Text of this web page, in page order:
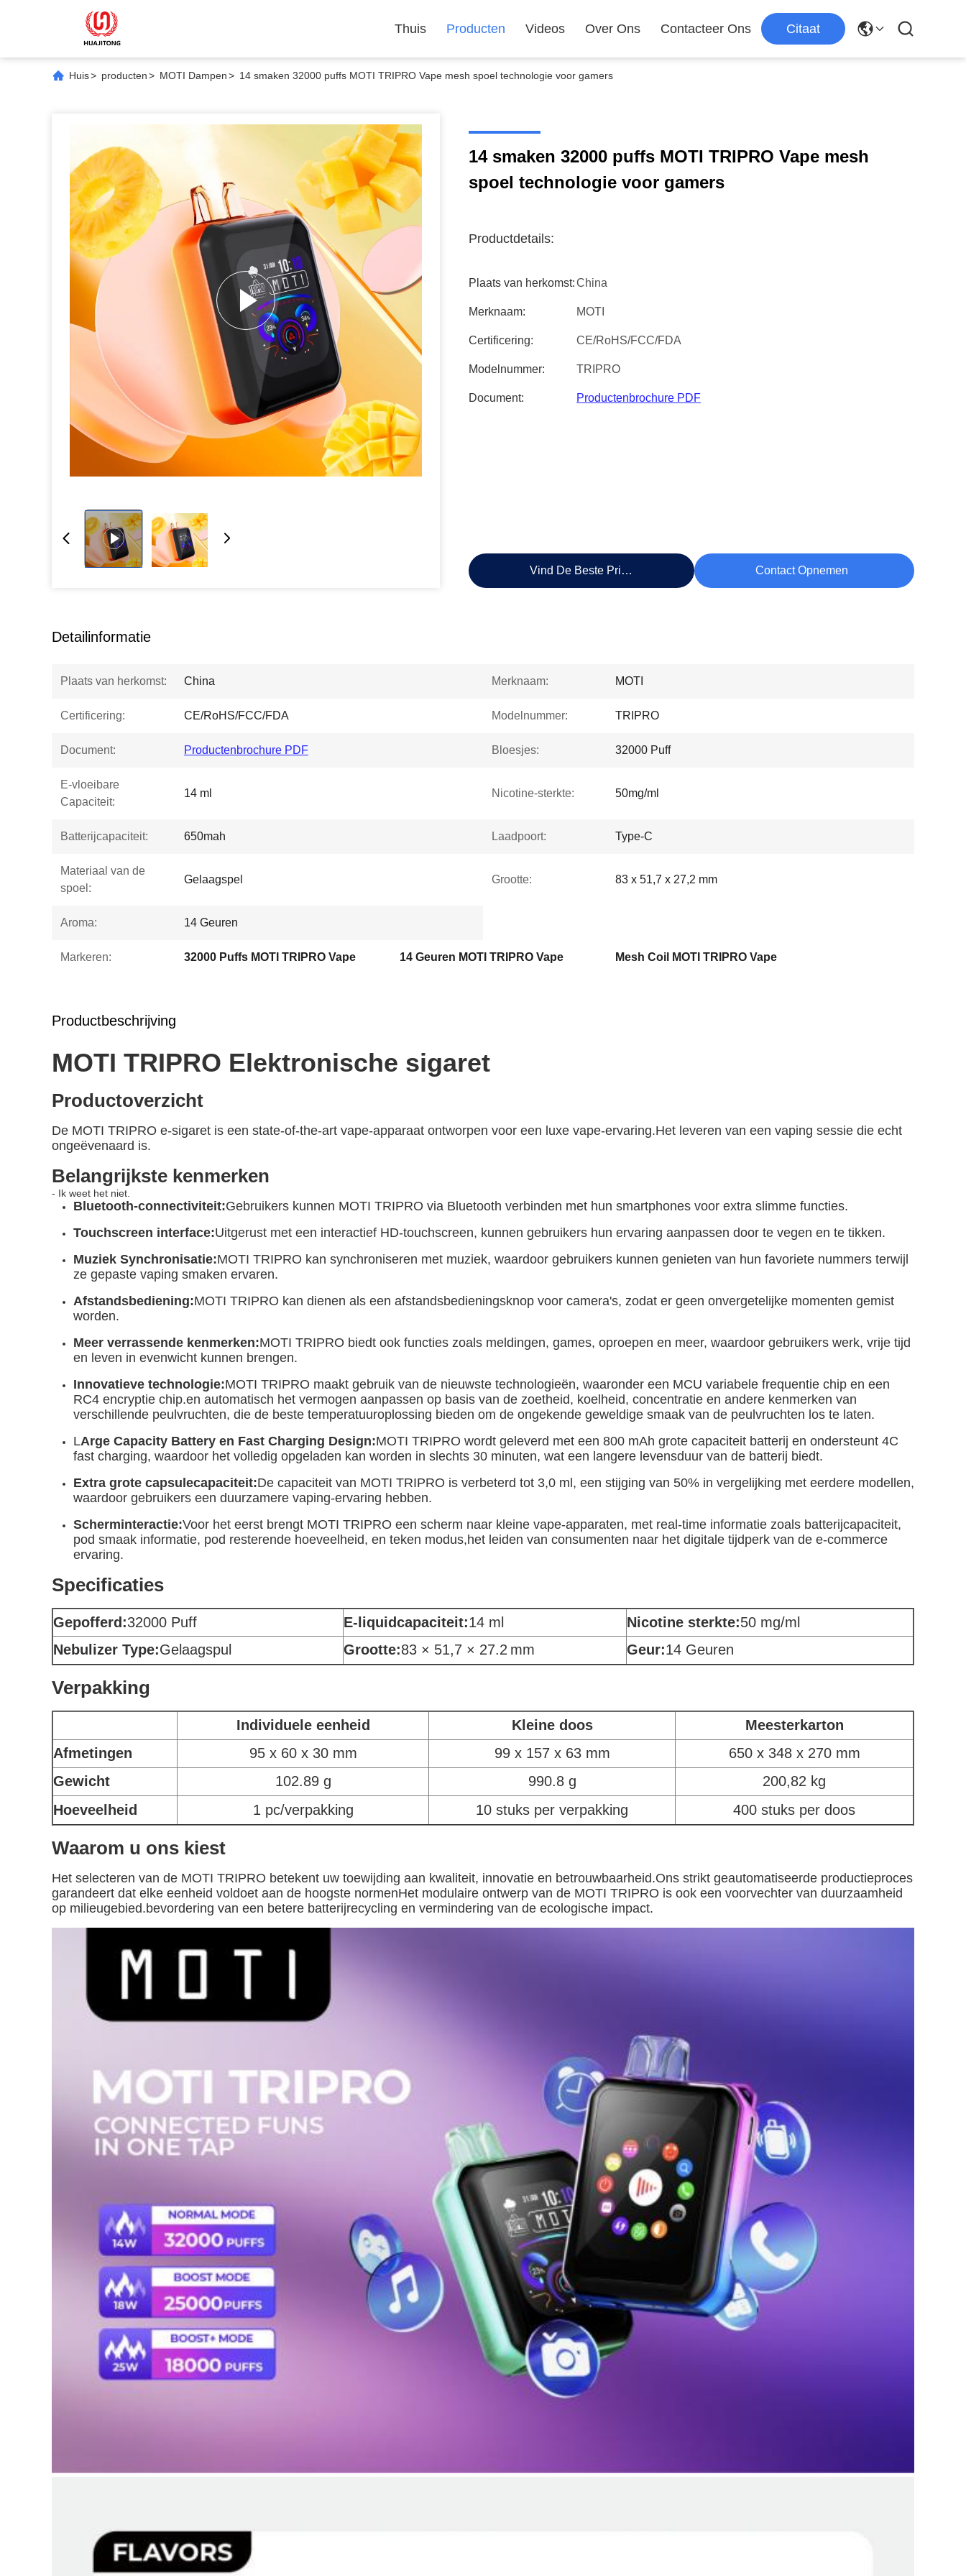
Thuis Producten Videos Over Ons Contacteer Ons Citaat
Huis> producten> MOTI Dampen> 14 smaken 32000 puffs MOTI TRIPRO Vape mesh spoel technologie voor gamers
14 smaken 32000 puffs MOTI TRIPRO Vape mesh
spoel technologie voor gamers
Productdetails:
Plaats van herkomst:China
Merknaam: MOTI
Certificering: CE/RoHS/FCC/FDA
Modelnummer: TRIPRO
Document: Productenbrochure PDF
Vind De Beste Prijs Contact Opnemen
Detailinformatie
Plaats van herkomst: China Merknaam: MOTI
Certificering: CE/RoHS/FCC/FDA Modelnummer: TRIPRO
Document: Productenbrochure PDF Bloesjes: 32000 Puff
E-vloeibare
Capaciteit:
14 ml Nicotine-sterkte: 50mg/ml
Batterijcapaciteit: 650mah Laadpoort: Type-C
Materiaal van de
spoel:
Gelaagspel Grootte: 83 x 51,7 x 27,2 mm
Aroma: 14 Geuren
Markeren: 32000 Puffs MOTI TRIPRO Vape 14 Geuren MOTI TRIPRO Vape Mesh Coil MOTI TRIPRO Vape
Productbeschrijving
MOTI TRIPRO Elektronische sigaret
Productoverzicht
De MOTI TRIPRO e-sigaret is een state-of-the-art vape-apparaat ontworpen voor een luxe vape-ervaring.Het leveren van een vaping sessie die echt
ongeëvenaard is.
Belangrijkste kenmerken
- Ik weet het niet.
Bluetooth-connectiviteit:Gebruikers kunnen MOTI TRIPRO via Bluetooth verbinden met hun smartphones voor extra slimme functies.
Touchscreen interface:Uitgerust met een interactief HD-touchscreen, kunnen gebruikers hun ervaring aanpassen door te vegen en te tikken.
Muziek Synchronisatie:MOTI TRIPRO kan synchroniseren met muziek, waardoor gebruikers kunnen genieten van hun favoriete nummers terwijl
ze gepaste vaping smaken ervaren.
Afstandsbediening:MOTI TRIPRO kan dienen als een afstandsbedieningsknop voor camera's, zodat er geen onvergetelijke momenten gemist
worden.
Meer verrassende kenmerken:MOTI TRIPRO biedt ook functies zoals meldingen, games, oproepen en meer, waardoor gebruikers werk, vrije tijd
en leven in evenwicht kunnen brengen.
Innovatieve technologie:MOTI TRIPRO maakt gebruik van de nieuwste technologieën, waaronder een MCU variabele frequentie chip en een
RC4 encryptie chip.en automatisch het vermogen aanpassen op basis van de zoetheid, koelheid, concentratie en andere kenmerken van
verschillende peulvruchten, die de beste temperatuuroplossing bieden om de ongekende geweldige smaak van de peulvruchten los te laten.
LArge Capacity Battery en Fast Charging Design:MOTI TRIPRO wordt geleverd met een 800 mAh grote capaciteit batterij en ondersteunt 4C
fast charging, waardoor het volledig opgeladen kan worden in slechts 30 minuten, wat een langere levensduur van de batterij biedt.
Extra grote capsulecapaciteit:De capaciteit van MOTI TRIPRO is verbeterd tot 3,0 ml, een stijging van 50% in vergelijking met eerdere modellen,
waardoor gebruikers een duurzamere vaping-ervaring hebben.
Scherminteractie:Voor het eerst brengt MOTI TRIPRO een scherm naar kleine vape-apparaten, met real-time informatie zoals batterijcapaciteit,
pod smaak informatie, pod resterende hoeveelheid, en teken modus,het leiden van consumenten naar het digitale tijdperk van de e-commerce
ervaring.
Specificaties
Gepofferd:32000 Puff E-liquidcapaciteit:14 ml Nicotine sterkte:50 mg/ml
Nebulizer Type:Gelaagspul Grootte:83 × 51,7 × 27.2 mm Geur:14 Geuren
Verpakking
Individuele eenheid Kleine doos
Meesterkarton
Afmetingen
95 x 60 x 30 mm 99 x 157 x 63 mm
650 x 348 x 270 mm
Gewicht
102.89 g 990.8 g
200,82 kg
Hoeveelheid
1 pc/verpakking 10 stuks per verpakking 400 stuks per doos
Waarom u ons kiest
Het selecteren van de MOTI TRIPRO betekent uw toewijding aan kwaliteit, innovatie en betrouwbaarheid.Ons strikt geautomatiseerde productieproces
garandeert dat elke eenheid voldoet aan de hoogste normenHet modulaire ontwerp van de MOTI TRIPRO is ook een voorvechter van duurzaamheid
op milieugebied.bevordering van een betere batterijrecycling en vermindering van de ecologische impact.